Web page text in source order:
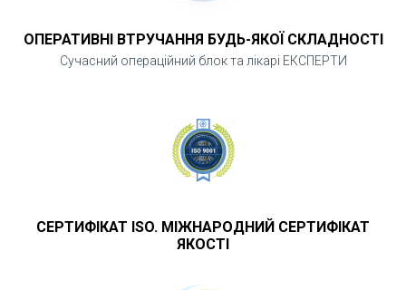
ОПЕРАТИВНІ ВТРУЧАННЯ БУДЬ-ЯКОЇ СКЛАДНОСТІ
Сучасний операційний блок та лікарі ЕКСПЕРТИ
СЕРТИФІКАТ ISO. МІЖНАРОДНИЙ СЕРТИФІКАТ
ЯКОСТІ